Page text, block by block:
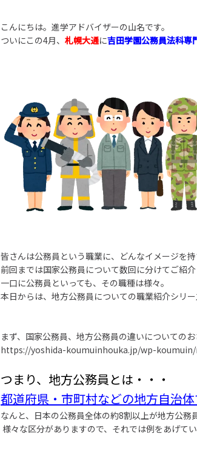
こんにちは。進学アドバイザーの山名です。
ついにこの4月、 札幌大通に吉田学園公務員法科専
皆さんは公務員という職業に、どんなイメージを持
前回までは国家公務員について数回に分けてご紹介
一口に公務員といっても、その職種は様々。
本日からは、地方公務員についての職業紹介シリー
まず、国家公務員、地方公務員の違いについての
https://yoshida-koumuinhouka.jp/wp-koumuin/
つまり、地方公務員とは・・・
都道府県・市町村などの地方自治体
なんと、日本の公務員全体の約8割以上が地方公務
様々な区分がありますので、それでは例をあげてい